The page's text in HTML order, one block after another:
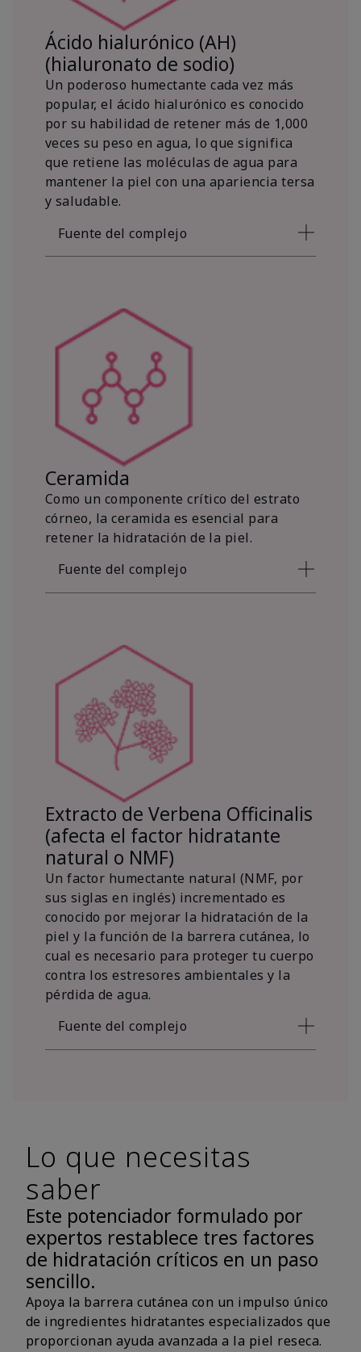
Ácido hialurónico (AH)
(hialuronato de sodio)
Un poderoso humectante cada vez más
popular, el ácido hialurónico es conocido
por su habilidad de retener más de 1,000
veces su peso en agua, lo que significa
que retiene las moléculas de agua para
mantener la piel con una apariencia tersa
y saludable.
Fuente del complejo
Ceramida
Como un componente crítico del estrato
córneo, la ceramida es esencial para
retener la hidratación de la piel.
Fuente del complejo
Extracto de Verbena Officinalis
(afecta el factor hidratante
natural o NMF)
Un factor humectante natural (NMF, por
sus siglas en inglés) incrementado es
conocido por mejorar la hidratación de la
piel y la función de la barrera cutánea, lo
cual es necesario para proteger tu cuerpo
contra los estresores ambientales y la
pérdida de agua.
Fuente del complejo
Lo que necesitas
saber
Este potenciador formulado por
expertos restablece tres factores
de hidratación críticos en un paso
sencillo.
Apoya la barrera cutánea con un impulso único
de ingredientes hidratantes especializados que
proporcionan ayuda avanzada a la piel reseca.